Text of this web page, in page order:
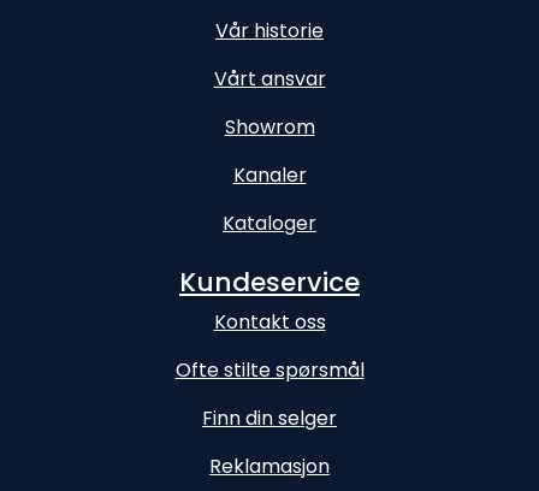
Vår historie
Vårt ansvar
Showrom
Kanaler
Kataloger
Kundeservice
Kontakt oss
Ofte stilte spørsmål
Finn din selger
Reklamasjon